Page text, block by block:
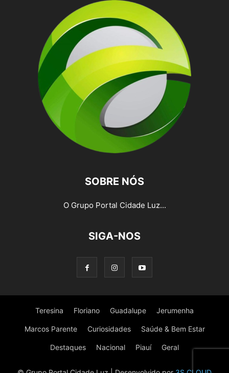
SOBRE NÓS
O Grupo Portal Cidade Luz...
SIGA-NOS
Teresina Floriano Guadalupe Jerumenha
Marcos Parente Curiosidades Saúde & Bem Estar
Destaques Nacional Piauí Geral